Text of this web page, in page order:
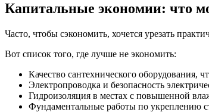
Капитальные экономии: что
Часто, чтобы сэкономить, хочется урезать
Вот список того, где лучше не экономить:
Качество сантехнического оборудования,
Электропроводка и безопасность
Гидроизоляция в местах с повышенной
Фундаментальные работы по укреплению